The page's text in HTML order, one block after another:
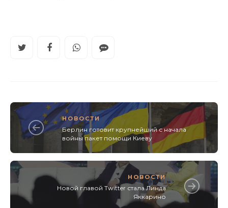
НОВОСТИ
Берлин готовит крупнейший с начала
войны пакет помощи Киеву
НОВОСТИ
Новой главой Twitter стала Линда
Яккарино